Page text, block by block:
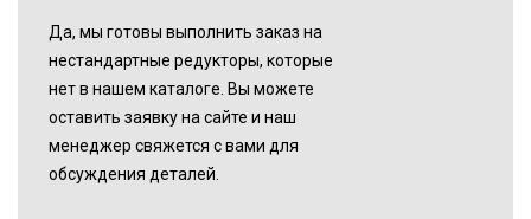
Да, мы готовы выполнить заказ на
нестандартные редукторы, которые
нет в нашем каталоге. Вы можете
оставить заявку на сайте и наш
менеджер свяжется с вами для
обсуждения деталей.